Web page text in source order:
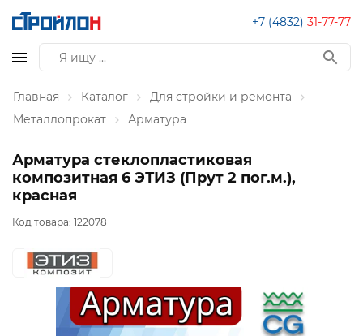
+7 (4832) 31-77-77
Главная Каталог
Для стройки и ремонта
Металлопрокат
Арматура
Арматура стеклопластиковая
композитная 6 ЭТИЗ (Прут 2 пог.м.),
красная
Код товара: 122078